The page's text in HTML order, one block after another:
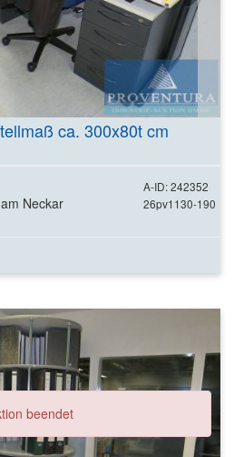
ca. 300x80t cm
A-ID: 242352
26pv1130-190
Neckar
beendet